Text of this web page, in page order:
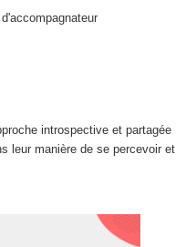
introspective et partagée
leur manière de se percevoir et